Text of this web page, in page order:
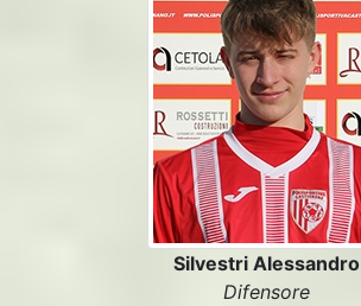
Silvestri Alessandro
Difensore